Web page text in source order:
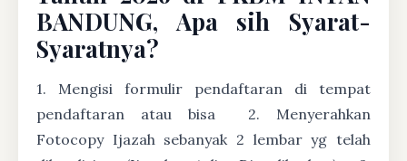
BANDUNG, Apa sih Syarat-
Syaratnya?
1. Mengisi formulir pendaftaran di tempat
pendaftaran atau bisa
2. Menyerahkan
Fotocopy Ijazah sebanyak 2 lembar yg telah